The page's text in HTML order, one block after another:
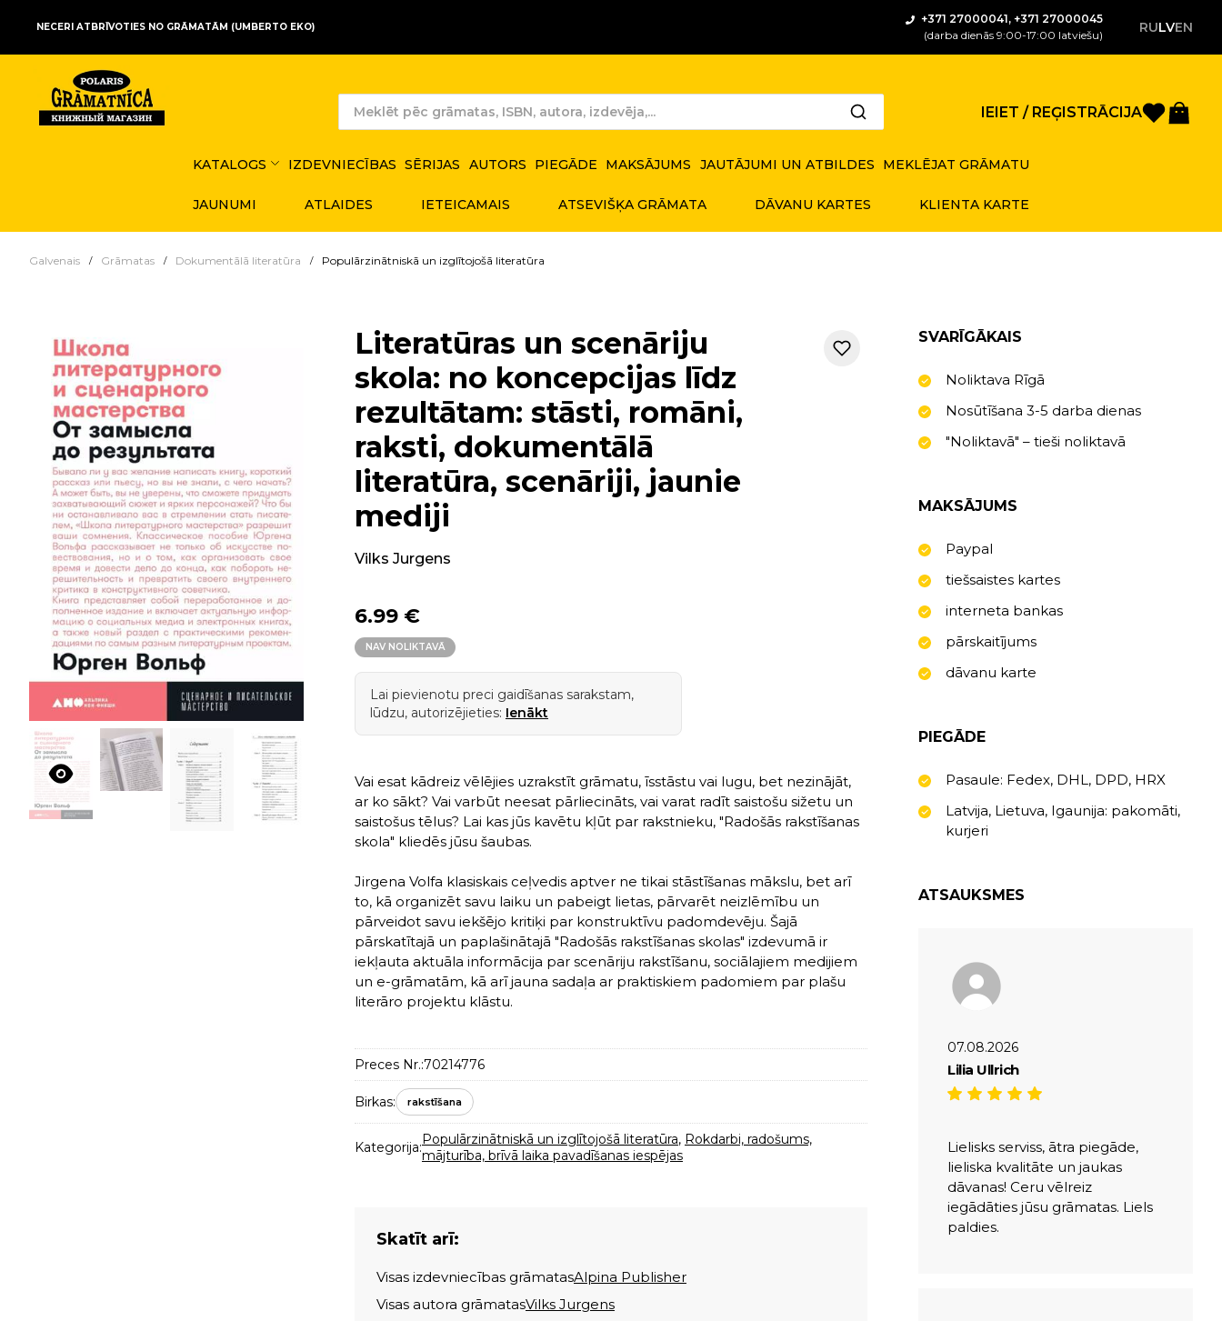
NECERI ATBRĪVOTIES NO GRĀMATĀM (UMBERTO EKO)
+371 27000041, +371 27000045
(darba dienās 9:00-17:00 latviešu)
RULVEN
IEIET / REĢISTRĀCIJA
KATALOGS IZDEVNIECĪBAS SĒRIJAS AUTORS PIEGĀDE MAKSĀJUMS JAUTĀJUMI UN ATBILDES MEKLĒJAT GRĀMATU
JAUNUMI ATLAIDES IETEICAMAIS ATSEVIŠĶA GRĀMATA DĀVANU KARTES KLIENTA KARTE
Galvenais Grāmatas Dokumentālā literatūra Populārzinātniskā un izglītojošā literatūra
Literatūras un scenāriju
skola: no koncepcijas līdz
rezultātam: stāsti, romāni,
raksti, dokumentālā
literatūra, scenāriji, jaunie
mediji
Vilks Jurgens
6.99 €
NAV NOLIKTAVĀ
Lai pievienotu preci gaidīšanas sarakstam,
lūdzu, autorizējieties: Ienākt
Vai esat kādreiz vēlējies uzrakstīt grāmatu, īsstāstu vai lugu, bet nezinājāt,
ar ko sākt? Vai varbūt neesat pārliecināts, vai varat radīt saistošu sižetu un
saistošus tēlus? Lai kas jūs kavētu kļūt par rakstnieku, "Radošās rakstīšanas
skola" kliedēs jūsu šaubas.
Jirgena Volfa klasiskais ceļvedis aptver ne tikai stāstīšanas mākslu, bet arī
to, kā organizēt savu laiku un pabeigt lietas, pārvarēt neizlēmību un
pārveidot savu iekšējo kritiķi par konstruktīvu padomdevēju. Šajā
pārskatītajā un paplašinātajā "Radošās rakstīšanas skolas" izdevumā ir
iekļauta aktuāla informācija par scenāriju rakstīšanu, sociālajiem medijiem
un e-grāmatām, kā arī jauna sadaļa ar praktiskiem padomiem par plašu
literāro projektu klāstu.
Preces Nr.:70214776
Birkas: rakstīšana
Kategorija:Populārzinātniskā un izglītojošā literatūra, Rokdarbi, radošums,
mājturība, brīvā laika pavadīšanas iespējas
Skatīt arī:
Visas izdevniecības grāmatasAlpina Publisher
Visas autora grāmatasVilks Jurgens
SVARĪGĀKAIS
Noliktava Rīgā
Nosūtīšana 3-5 darba dienas
"Noliktavā" – tieši noliktavā
MAKSĀJUMS
Paypal
tiešsaistes kartes
interneta bankas
pārskaitījums
dāvanu karte
PIEGĀDE
Pasaule: Fedex, DHL, DPD, HRX
Latvija, Lietuva, Igaunija: pakomāti,
kurjeri
ATSAUKSMES
07.08.2026
Lilia Ullrich
Lielisks serviss, ātra piegāde,
lieliska kvalitāte un jaukas
dāvanas! Ceru vēlreiz
iegādāties jūsu grāmatas. Liels
paldies.